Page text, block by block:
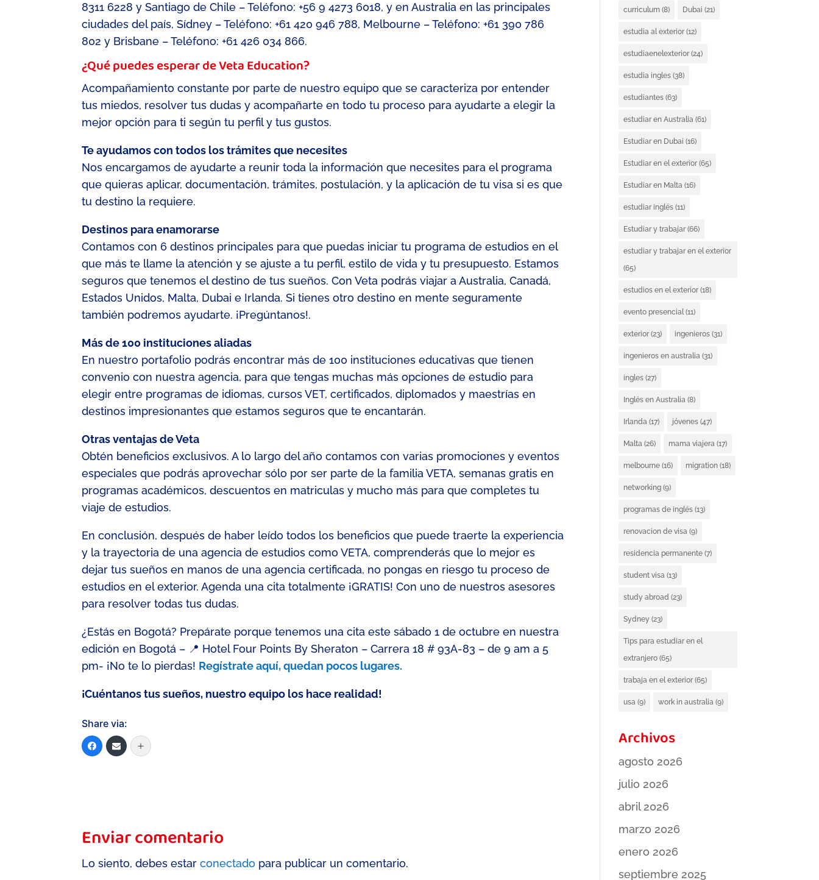
8311 6228 ySantiago de Chile – Teléfono: +56 9 4273 6018,yen Australia en las principales
ciudades del país, Sídney – Teléfono: +61 420 946 788, Melbourne – Teléfono: +61 390 786
802 y Brisbane – Teléfono: +61 426 034 866.
¿Qué puedes esperar de VetaEducation?
Acompañamiento constante por parte de nuestro equipo que se caracteriza por entender
tus miedos, resolver tus dudas y acompañarte en todo tu proceso para ayudarte a elegir la
mejor opción para ti según tu perfil y tus gustos.
Te ayudamos con todos los trámites que necesites
Nos encargamos de ayudarte a reunir toda la información que necesites para el programa
que quieras aplicar, documentación, trámites, postulación, y la aplicación de tu visa si es que
tu destino la requiere.
Destinos para enamorarse
Contamos con 6 destinos principales para que puedas iniciar tu programa de estudios en el
que más te llame la atención y se ajuste a tu perfil, estilo de vida y tu presupuesto. Estamos
seguros que tenemos el destino de tus sueños. Con Veta podrás viajar a Australia, Canadá,
Estados Unidos, Malta, Dubai e Irlanda. Si tienes otro destino en mente seguramente
también podremos ayudarte. ¡Pregúntanos!.
Más de 100 instituciones aliadas
En nuestro portafolio podrás encontrar más de 100 instituciones educativas que tienen
convenio con nuestra agencia, para que tengas muchas más opciones de estudio para
elegir entre programas de idiomas, cursos VET, certificados, diplomados y maestrías en
destinos impresionantes que estamos seguros que te encantarán.
Otras ventajas de Veta
Obtén beneficios exclusivos. A lo largo del año contamos con varias promociones y eventos
especiales que podrás aprovechar sólo por ser parte de la familia VETA, semanas gratis en
programas académicos, descuentos en matriculas y mucho más para que completes tu
viaje de estudios.
En conclusión, después de haber leído todos los beneficios que puede traerte la experiencia
y la trayectoria de una agencia de estudios como VETA,comprenderás que lo mejor es
dejar tus sueños en manos de una agencia certificada, no pongas en riesgotu proceso de
estudios en el exterior. Agenda una cita totalmente ¡GRATIS! Con uno de nuestros asesores
para resolver todas tus dudas.
¿Estás en Bogotá? Prepárate porque tenemos una cita este sábado 1 de octubre en nuestra
edición en Bogotá – 📍 Hotel Four Points By Sheraton – Carrera 18 # 93A-83 – de 9 am a 5
pm- ¡No te lo pierdas! Regístrate aquí, quedan pocos lugares.
¡Cuéntanostus sueños, nuestro equipo los hace realidad!
Share via:
Enviar comentario
Lo siento, debes estarconectado para publicar un comentario.
curriculum (8) Dubai (21)
estudia al exterior (12)
estudiaenelexterior (24)
estudia ingles (38)
estudiantes (63)
estudiar en Australia (61)
Estudiar en Dubai (16)
Estudiar en el exterior (65)
Estudiar en Malta (16)
estudiar inglés (11)
Estudiar y trabajar (66)
estudiar y trabajar en el exterior
(65)
estudios en el exterior (18)
evento presencial(11)
exterior (23) ingenieros (31)
ingenieros en australia (31)
ingles (27)
Inglés en Australia (8)
Irlanda (17) jóvenes (47)
Malta (26) mama viajera (17)
melbourne (16) migration (18)
networking (9)
programas de inglés (13)
renovacion de visa (9)
residencia permanente (7)
student visa (13)
study abroad (23)
Sydney (23)
Tips para estudiar en el
extranjero (65)
trabaja en el exterior (65)
usa (9) work in australia (9)
Archivos
agosto 2026
julio 2026
abril 2026
marzo 2026
enero 2026
septiembre 2025